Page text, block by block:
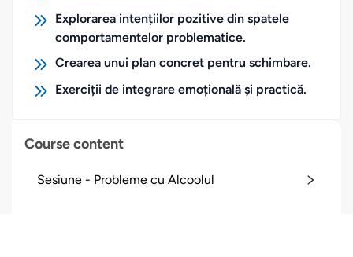
Course content
Sesiune - Probleme cu Alcoolul
Explorarea intențiilor pozitive din spatele
comportamentelor problematice.
Crearea unui plan concret pentru schimbare.
Exerciții de integrare emoțională și practică.